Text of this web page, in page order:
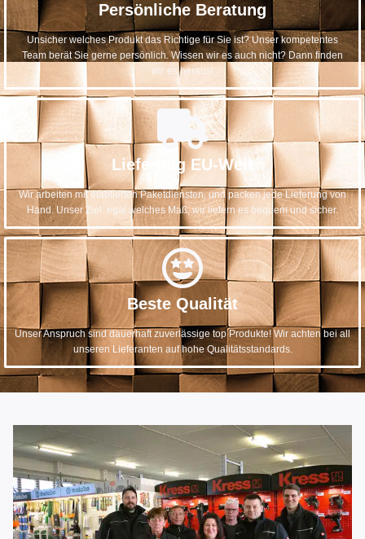
Persönliche Beratung
Unsicher welches Produkt das Richtige für Sie ist? Unser kompetentes
Team berät Sie gerne persönlich. Wissen wir es auch nicht? Dann finden
wir es heraus!
Lieferung EU-Weit
Wir arbeiten mit etablierten Paketdiensten, und packen jede Lieferung von
Hand. Unser Ziel: egal welches Maß, wir liefern es bequem und sicher.
Beste Qualität
Unser Anspruch sind dauerhaft zuverlässige top Produkte! Wir achten bei all
unseren Lieferanten auf hohe Qualitätsstandards.